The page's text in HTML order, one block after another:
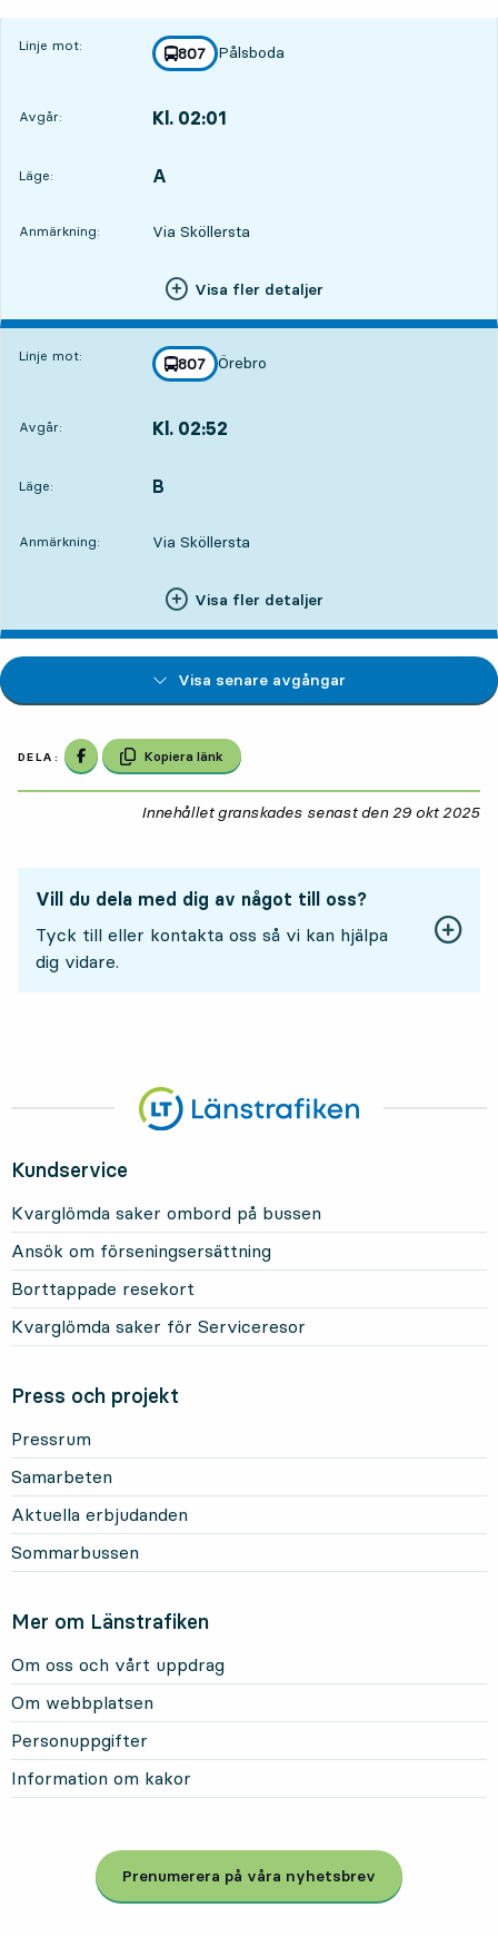
Linje mot: linje
807
mot
Pålsboda
,
Avgår: Kl. 02:01
Läge:
LÄGE, A
,
Anmärkning: Via Sköllersta
Visa fler detaljer
Linje mot: linje
807
mot
Örebro
,
Avgår: Kl. 02:52
Läge:
LÄGE, B
,
Anmärkning: Via Sköllersta
Visa fler detaljer
Visa senare avgångar
DELA: Dela på Facebook
Kopiera länk
Innehållet granskades senast den 29 okt 2025
Vill du dela med dig av något till oss?
Tyck till eller kontakta oss så vi kan hjälpa
dig vidare.
Kundservice
Kvarglömda saker ombord på bussen
Ansök om förseningsersättning
Borttappade resekort
Kvarglömda saker för Serviceresor
Press och projekt
Pressrum
Samarbeten
Aktuella erbjudanden
Sommarbussen
Mer om Länstrafiken
Om oss och vårt uppdrag
Om webbplatsen
Personuppgifter
Information om kakor
Prenumerera på våra nyhetsbrev
, Öppnas i modal